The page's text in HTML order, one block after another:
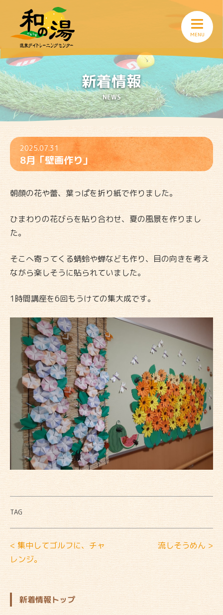
新着情報
NEWS
2025.07.31
8月「壁画作り」
朝顔の花や蕾、葉っぱを折り紙で作りました。
ひまわりの花びらを貼り合わせ、夏の風景を作りまし
た。
そこへ寄ってくる蜻蛉や蝉なども作り、目の向きを考え
ながら楽しそうに貼られていました。
1時間講座を6回もうけての集大成です。
TAG
< 集中してゴルフに、チャ
レンジ。
流しそうめん >
新着情報トップ